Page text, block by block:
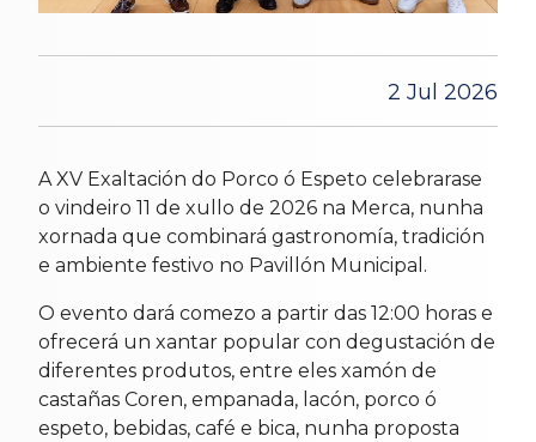
2 Jul 2026
A XV Exaltación do Porco ó Espeto celebrarase
o vindeiro 11 de xullo de 2026 na Merca, nunha
xornada que combinará gastronomía, tradición
e ambiente festivo no Pavillón Municipal.
O evento dará comezo a partir das 12:00 horas e
ofrecerá un xantar popular con degustación de
diferentes produtos, entre eles xamón de
castañas Coren, empanada, lacón, porco ó
espeto, bebidas, café e bica, nunha proposta